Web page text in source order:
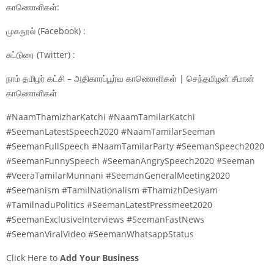
காணொளிகள்:
முகநூல் (Facebook) :
சுட்டுரை (Twitter) :
நாம் தமிழர் கட்சி – அதிகாரப்பூர்வ காணொளிகள் | செந்தமிழன் சீமான்
காணொளிகள்
#NaamThamizharKatchi #NaamTamilarKatchi
#SeemanLatestSpeech2020 #NaamTamilarSeeman
#SeemanFullSpeech #NaamTamilarParty #SeemanSpeech2020
#SeemanFunnySpeech #SeemanAngrySpeech2020 #Seeman
#VeeraTamilarMunnani #SeemanGeneralMeeting2020
#Seemanism #TamilNationalism #ThamizhDesiyam
#TamilnaduPolitics #SeemanLatestPressmeet2020
#SeemanExclusiveInterviews #SeemanFastNews
#SeemanViralVideo #SeemanWhatsappStatus
Click Here to Add Your Business